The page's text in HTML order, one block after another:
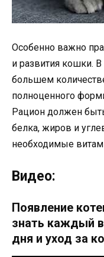
Особенно важно
и развития кошки. В
большем
полноценного
Рацион должен
белка, жиров и
необходимые
Видео:
Появление
знать каждый
дня и уход за